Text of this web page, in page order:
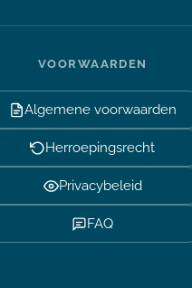
VOORWAARDEN
Algemene voorwaarden
Herroepingsrecht
Privacybeleid
FAQ